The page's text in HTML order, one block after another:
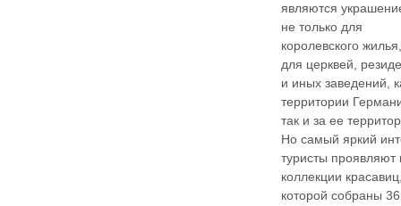
являются
не только для
королевского
для церквей,
и иных заведений,
территории
так и за ее
Но самый яркий
туристы проявляют
коллекции
которой собраны 36